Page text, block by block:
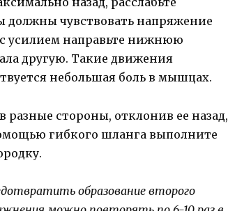
чувствовать напряжение
усилием направьте нижнюю
другую. Такие движения
небольшая боль в мышцах.
разные стороны, отклонив ее назад,
гибкого шланга выполните
образование второго